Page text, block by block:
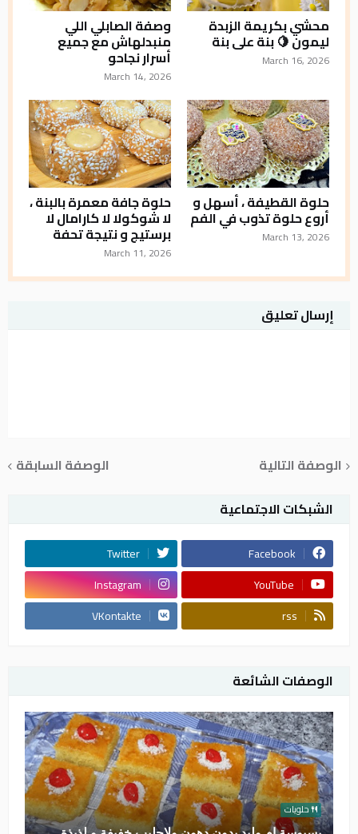
محشي بكريمة الزبدة
ليمون 🍋 بنة على بنة
March 16, 2026
وصفة الصابلي اللي
منبدلهاش مع جميع
أسرار نجاحو
March 14, 2026
حلوة القطيفة ، أسهل و
أروع حلوة تذوب في الفم
March 13, 2026
حلوة جافة معمرة بالبنة ،
لا شوكولا لا كارامال لا
برستيج و نتيجة تحفة
March 11, 2026
إرسال تعليق
الوصفة التالية
الوصفة السابقة
الشبكات الاجتماعية
Facebook
Twitter
YouTube
Instagram
rss
VKontakte
الوصفات الشائعة
حلويات